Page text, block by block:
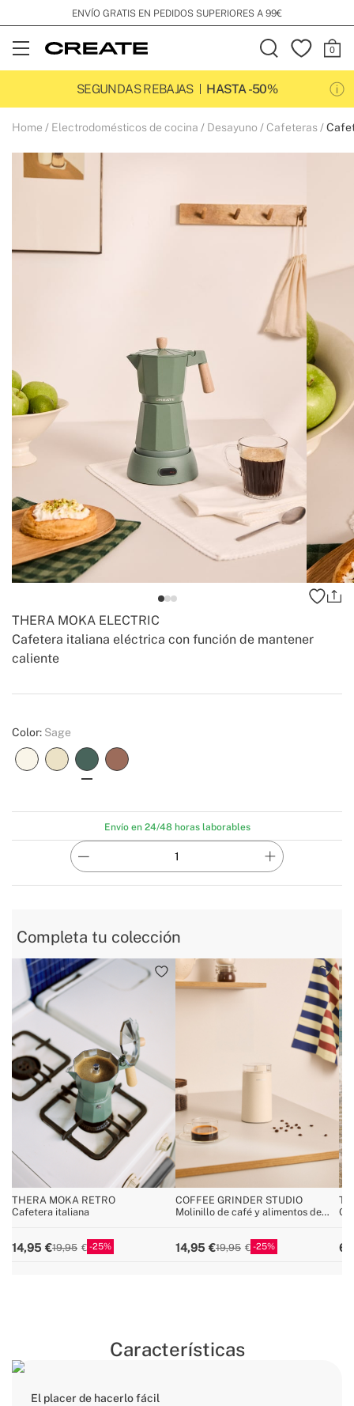
ENVÍO GRATIS EN PEDIDOS SUPERIORES A 99€
Open
Menu
SEGUNDAS REBAJAS
HASTA -50%
Home Electrodomésticos de cocina Desayuno Cafeteras
Cafetera italiana eléctrica con función de mantener
caliente
THERA MOKA ELECTRIC
Create
Color: Sage
Envío en 24/48 horas laborables
Completa tu colección
THERA MOKA RETRO
Cafetera italiana
14,95 19,95 25
COFFEE GRINDER STUDIO
Molinillo de café y alimentos de
14,95 19,95 25
Características
El placer de hacerlo fácil